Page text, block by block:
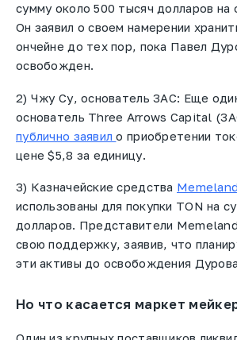
сумму около 500 тысяч долларов на
Он заявил о своем намерении
ончейне до тех пор, пока Павел
освобожден.
2) Чжу Су, основатель 3AC: Еще
основатель Three Arrows Capital
публично заявило приобретении
цене $5,8 за единицу.
3) Казначейские средства Memeland
использованы для покупки TON на
долларов. Представители
свою поддержку, заявив, что
эти активы до освобождения Дурова
Но что касается маркет